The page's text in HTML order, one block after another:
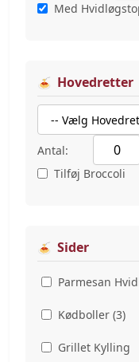
Med
Hovedretter
Antal:
Tilføj Broccoli
Sider
Parmesan
Kødboller (3)
Grillet Kylling